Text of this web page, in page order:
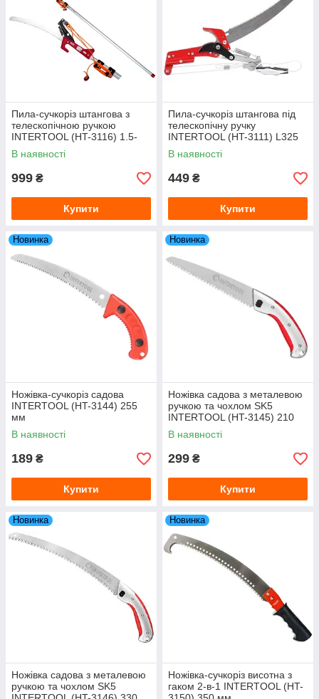
Пила-сучкоріз штангова з
телескопічною ручкою
INTERTOOL (HT-3116) 1.5-
3.75 м
В наявності
999 ₴
Купити
Пила-сучкоріз штангова під
телескопічну ручку
INTERTOOL (HT-3111) L325
мм
В наявності
449 ₴
Купити
Новинка
Ножівка-сучкоріз садова
INTERTOOL (HT-3144) 255
мм
В наявності
189 ₴
Купити
Новинка
Ножівка садова з металевою
ручкою та чохлом SK5
INTERTOOL (HT-3145) 210
мм
В наявності
299 ₴
Купити
Новинка
Ножівка садова з металевою
ручкою та чохлом SK5
Новинка
Ножівка-сучкоріз висотна з
гаком 2-в-1 INTERTOOL (HT-